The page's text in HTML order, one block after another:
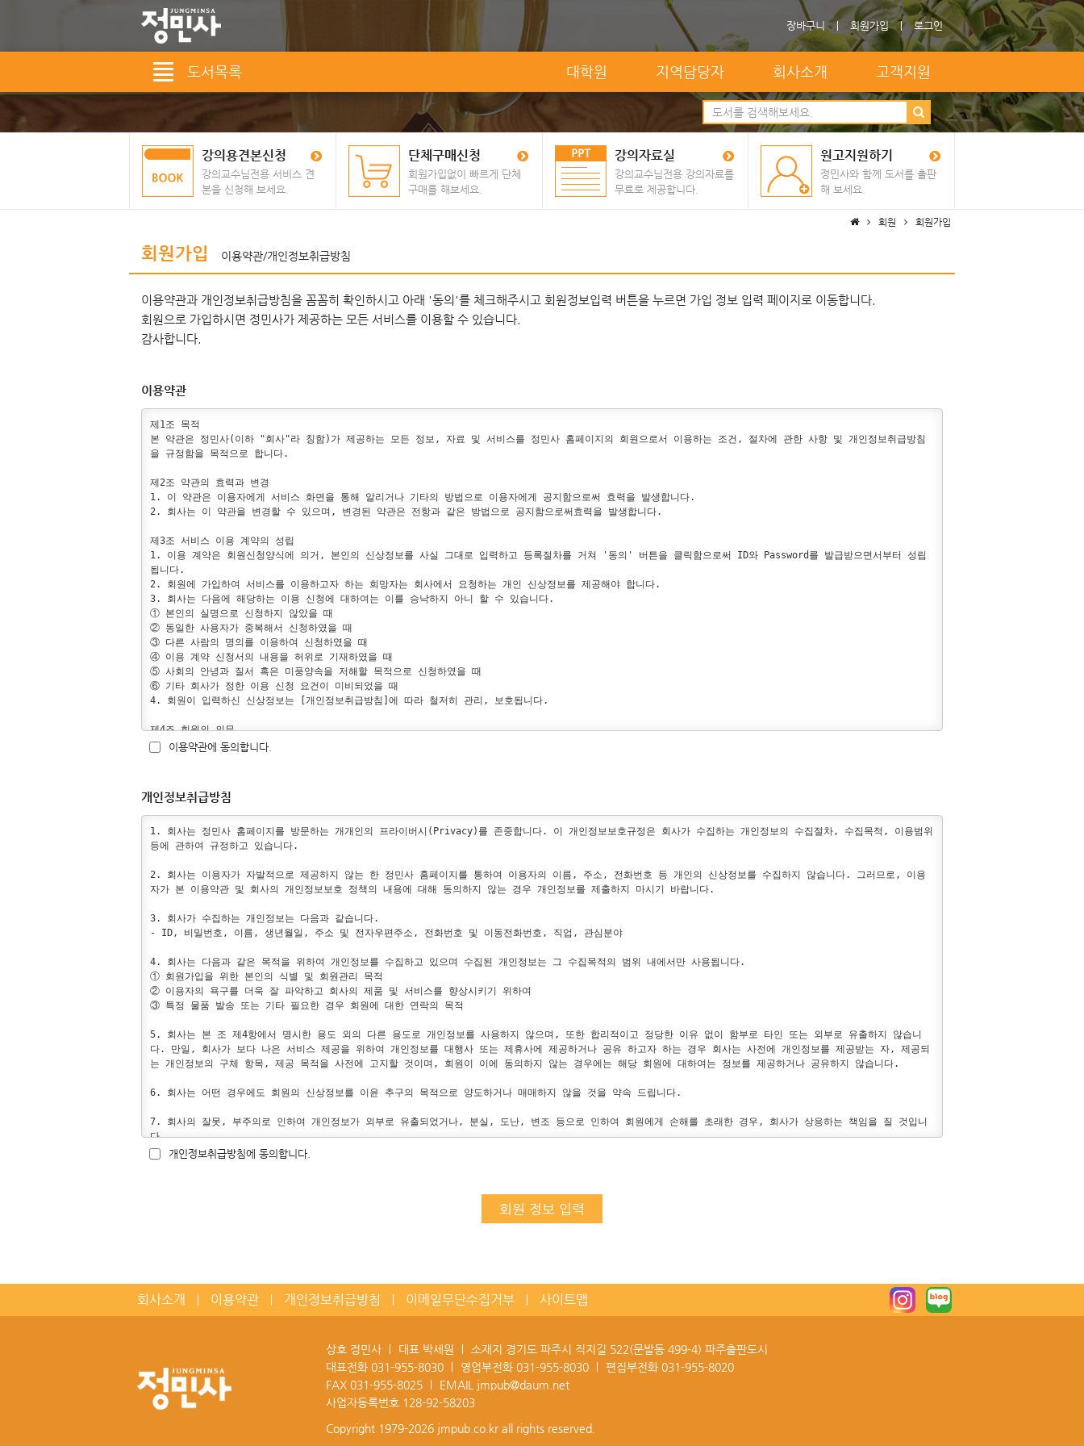
장바구니 회원가입 로그인
도서목록 대학원 지역담당자 회사소개 고객지원
강의용견본신청
강의교수님전용 서비스 견
본을 신청해 보세요.
단체구매신청
회원가입없이 빠르게 단체
구매를 해보세요.
강의자료실
강의교수님전용 강의자료를
무료로 제공합니다.
원고지원하기
정민사와 함께 도서를 출판
해 보세요.
회원 회원가입
회원가입 이용약관/개인정보취급방침
이용약관과 개인정보취급방침을 꼼꼼히 확인하시고 아래 '동의'를 체크해주시고 회원정보입력 버튼을 누르면 가입 정보 입력 페이지로 이동합니다.
회원으로 가입하시면 정민사가 제공하는 모든 서비스를 이용할 수 있습니다.
감사합니다.
이용약관
제1조 목적
본 약관은 정민사(이하 "회사"라 칭함)가 제공하는 모든 정보, 자료 및 서비스를 정민사 홈페이지의 회원으로서 이용하는 조건, 절차에 관한 사항 및 개인정보취급방침
을 규정함을 목적으로 합니다.
제2조 약관의 효력과 변경
1. 이 약관은 이용자에게 서비스 화면을 통해 알리거나 기타의 방법으로 이용자에게 공지함으로써 효력을 발생합니다.
2. 회사는 이 약관을 변경할 수 있으며, 변경된 약관은 전항과 같은 방법으로 공지함으로써효력을 발생합니다.
제3조 서비스 이용 계약의 성립
1. 이용 계약은 회원신청양식에 의거, 본인의 신상정보를 사실 그대로 입력하고 등록절차를 거쳐 '동의' 버튼을 클릭함으로써 ID와 Password를 발급받으면서부터 성립
됩니다.
2. 회원에 가입하여 서비스를 이용하고자 하는 희망자는 회사에서 요청하는 개인 신상정보를 제공해야 합니다.
3. 회사는 다음에 해당하는 이용 신청에 대하여는 이를 승낙하지 아니 할 수 있습니다.
① 본인의 실명으로 신청하지 않았을 때
② 동일한 사용자가 중복해서 신청하였을 때
③ 다른 사람의 명의를 이용하여 신청하였을 때
④ 이용 계약 신청서의 내용을 허위로 기재하였을 때
⑤ 사회의 안녕과 질서 혹은 미풍양속을 저해할 목적으로 신청하였을 때
⑥ 기타 회사가 정한 이용 신청 요건이 미비되었을 때
4. 회원이 입력하신 신상정보는 [개인정보취급방침]에 따라 철저히 관리, 보호됩니다.
제4조 회원의 의무
1. 회원은 관계 법령, 본 약관의 규정, 이용안내 및 서비스 상에 공지한 주의사항, 회사가 통지하는 사항을 준수해야 하며 기타 회사의 업무에 방해되는 행위를 하여서
4. 회원은 자신의 ID와 비밀번호를 유지관리할 책임이 있으며 자신의 ID와 비밀번호에 관한 모든 관리의 책임은 회원에게 있습니다.
5. 회원에게 신상정보의 변경사항이 발생하였으나 이를 수정하지 않음으로 인하여 문제가 생기는 경우 책임은 모두 회원에게 귀속됩니다.
6. 회원은 서비스의 일환으로 보내지는 정민사의 전자우편 및 광고 정보를 받는 것에 동의합니다.
7. 회원은 타인의 명예를 훼손하거나 모욕하는 행위, 타인의 지적재산권 등의 권리를 침해하는 행위, 음란물 게재 및 유포 등의 행위를 할 수 없습니다.
있습니다.
1. 회원은 언제든지 정민사 홈페이지 회원에서 탈퇴할 것을 요청할 수 있으며, 이러한 요청에 대하여 회사는 회원의 개인정보 삭제 등 회원탈퇴에 필요한 모든 조치를
즉각 취할 것입니다.
여는 회원탈퇴의 경우가 아닌 이상 삭제가 불가능합니다.
3. 회원은 정민사 홈페이지 내에 게재되어 있는 각종 정보 및 서비스 이용에 관련된 불만사항이나 의견을 언제든지 회사에 제안하여 시정 또는 개선을 요구할 수 있습니
다. 회사는 회원 개개인의 요구를 최대한 반영하기 위하여 다각도로 합리적인 노력을 기울이겠으나, 회원의 시정 요구에 대하여 회사가 이를 모두 수용할 의무를 지는 것
은 아닙니다.
제6조 회사의 의무
1. 회사는 특별한 사정이 없는 한 이 약관에서 정한 바에 따라 지속적으로 서비스를 제공할 의무가 있습니다.
다른 목적으로 타 기관 및 개인에게 양도하지 않습니다.
사정으로 인하여 신속한 처리가 곤란한 경우에는 회원에게 그 사유와 예상되는 일정을 통보하여야 합니다.
4. 회사는 서비스의 운용과 관련하여 서비스 화면, 홈페이지, 이메일 등에 광고 등을 게재할 수 있습니다.
③ 타인 비방, 모욕, 명예훼손, 허위정보의 유포, 욕설, 저속한 문구 사용 등으로 인하여, 타인에게 불쾌감을 주거나 심각한 폐해를 끼친다고 판단되는 경우
제8조 회원의 게시물 관리
3. 범죄적 행위에 부합된다고 인정되는 내용인 경우
4. 타인의 저작권 등 기타의 권리를 침해하는 내용인 경우
5. 기타 관계 법령이나 회사에서 정한 규정에 위배되는 경우
제9조 면책 조항
1. 회사는 회원이 서비스에 게재한 정보, 자료, 사실의 정확성, 신뢰성 등 내용에 관하여는 어떠한 책임도 부담하지 아니하고 서비스 자료에 대한 취사선택 또는 이용으
이용약관에 동의합니다.
개인정보취급방침
1. 회사는 정민사 홈페이지를 방문하는 개개인의 프라이버시(Privacy)를 존중합니다. 이 개인정보보호규정은 회사가 수집하는 개인정보의 수집절차, 수집목적, 이용범위
등에 관하여 규정하고 있습니다.
2. 회사는 이용자가 자발적으로 제공하지 않는 한 정민사 홈페이지를 통하여 이용자의 이름, 주소, 전화번호 등 개인의 신상정보를 수집하지 않습니다. 그러므로, 이용
자가 본 이용약관 및 회사의 개인정보보호 정책의 내용에 대해 동의하지 않는 경우 개인정보를 제출하지 마시기 바랍니다.
3. 회사가 수집하는 개인정보는 다음과 같습니다.
- ID, 비밀번호, 이름, 생년월일, 주소 및 전자우편주소, 전화번호 및 이동전화번호, 직업, 관심분야
4. 회사는 다음과 같은 목적을 위하여 개인정보를 수집하고 있으며 수집된 개인정보는 그 수집목적의 범위 내에서만 사용됩니다.
① 회원가입을 위한 본인의 식별 및 회원관리 목적
② 이용자의 욕구를 더욱 잘 파악하고 회사의 제품 및 서비스를 향상시키기 위하여
③ 특정 물품 발송 또는 기타 필요한 경우 회원에 대한 연락의 목적
5. 회사는 본 조 제4항에서 명시한 용도 외의 다른 용도로 개인정보를 사용하지 않으며, 또한 합리적이고 정당한 이유 없이 함부로 타인 또는 외부로 유출하지 않습니
다. 만일, 회사가 보다 나은 서비스 제공을 위하여 개인정보를 대행사 또는 제휴사에 제공하거나 공유 하고자 하는 경우 회사는 사전에 개인정보를 제공받는 자, 제공되
는 개인정보의 구체 항목, 제공 목적을 사전에 고지할 것이며, 회원이 이에 동의하지 않는 경우에는 해당 회원에 대하여는 정보를 제공하거나 공유하지 않습니다.
6. 회사는 어떤 경우에도 회원의 신상정보를 이윤 추구의 목적으로 양도하거나 매매하지 않을 것을 약속 드립니다.
7. 회사의 잘못, 부주의로 인하여 개인정보가 외부로 유출되었거나, 분실, 도난, 변조 등으로 인하여 회원에게 손해를 초래한 경우, 회사가 상응하는 책임을 질 것입니
다.
9. 회원은 언제든지 본인의 개인정보를 열람할 수 있으며, 개인정보를 언제라도 정정하거나 일부 삭제할 수 있습니다. 개인정보의 정정, 일부삭제는 해당란을 클릭하여
본인이 직접 하거나 또는 개인정보관리책임자에게 요청하시면 지체 없이 필요한 조치를 취해 드립니다.
11. 개인정보는 회원가입을 탈퇴하거나 회원자격이 박탈됨으로써 개인정보의 수집목적이 달성되었거나 불필요하게 되었을 때에 파기됩니다. 다만, 대금지급, 경품 등 물
책임은 모두 메일 발송자에게 있으며 회사와는 무관합니다.
13. 회사는 개인정보에 대한 의견수렴 및 불만처리를 담당하는 개인정보관리를 다음과 같이 지정하고 있습니다.
- 소속: 인터넷사업팀
- 전화번호: (031) 955-8000
개인정보취급방침에 동의합니다.
회원 정보 입력
회사소개 이용약관 개인정보취급방침 이메일무단수집거부 사이트맵
상호 정민사 대표 박세원
소재지 경기도 파주시 직지길 522(문발동 499-4) 파주출판도시
대표전화 031-955-8030 영업부전화 031-955-8030 편집부전화 031-955-8020
FAX 031-955-8025 EMAIL jmpub@daum.net
사업자등록번호 128-92-58203
Copyright 1979-2026 jmpub.co.kr all rights reserved.